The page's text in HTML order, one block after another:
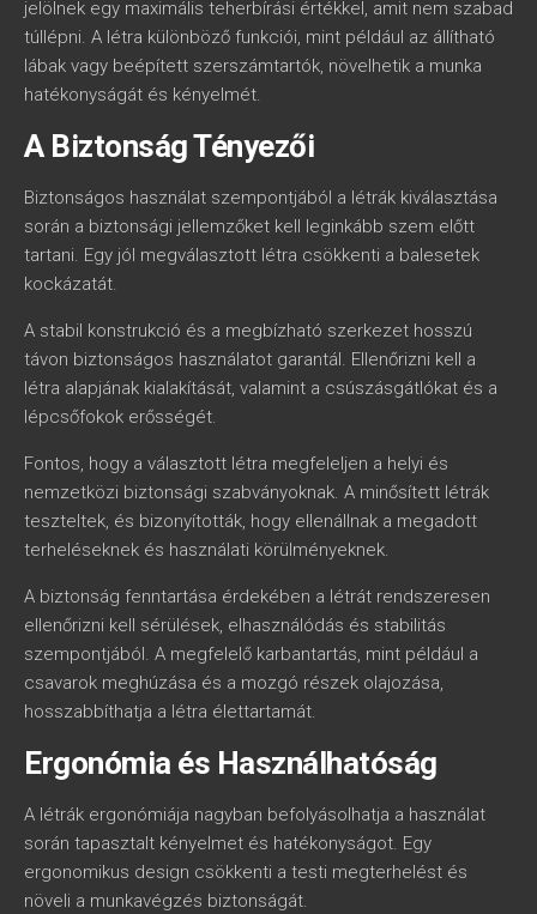
jelölnek egy maximális teherbírási értékkel, amit nem szabad
túllépni. A létra különböző funkciói, mint például az állítható
lábak vagy beépített szerszámtartók, növelhetik a munka
hatékonyságát és kényelmét.
A Biztonság Tényezői
Biztonságos használat szempontjából a létrák kiválasztása
során a biztonsági jellemzőket kell leginkább szem előtt
tartani. Egy jól megválasztott létra csökkenti a balesetek
kockázatát.
A stabil konstrukció és a megbízható szerkezet hosszú
távon biztonságos használatot garantál. Ellenőrizni kell a
létra alapjának kialakítását, valamint a csúszásgátlókat és a
lépcsőfokok erősségét.
Fontos, hogy a választott létra megfeleljen a helyi és
nemzetközi biztonsági szabványoknak. A minősített létrák
teszteltek, és bizonyították, hogy ellenállnak a megadott
terheléseknek és használati körülményeknek.
A biztonság fenntartása érdekében a létrát rendszeresen
ellenőrizni kell sérülések, elhasználódás és stabilitás
szempontjából. A megfelelő karbantartás, mint például a
csavarok meghúzása és a mozgó részek olajozása,
hosszabbíthatja a létra élettartamát.
Ergonómia és Használhatóság
A létrák ergonómiája nagyban befolyásolhatja a használat
során tapasztalt kényelmet és hatékonyságot. Egy
ergonomikus design csökkenti a testi megterhelést és
növeli a munkavégzés biztonságát.